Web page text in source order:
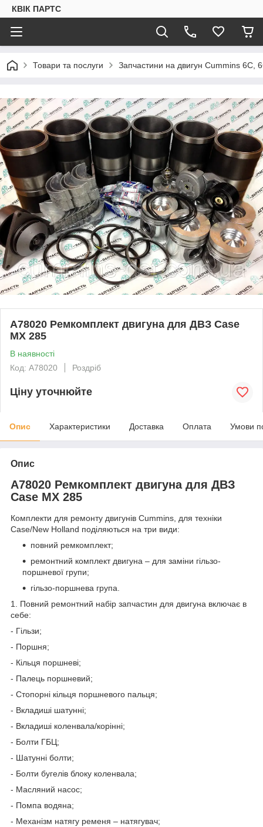
КВІК ПАРТС
Товари та послуги Запчастини на двигун Cummins 6C,
A78020 Ремкомплект двигуна для ДВЗ Case
MX 285
В наявності
Код: A78020
Роздріб
Ціну уточнюйте
Опис Характеристики Доставка Оплата Умови
Опис
A78020 Ремкомплект двигуна для ДВЗ
Case MX 285
Комплекти для ремонту двигунів Cummins, для техніки
Case/New Holland поділяються на три види:
повний ремкомплект;
ремонтний комплект двигуна – для заміни гільзо-
поршневої групи;
гільзо-поршнева група.
1. Повний ремонтний набір запчастин для двигуна включає в
себе:
- Гільзи;
- Поршня;
- Кільця поршневі;
- Палець поршневий;
- Стопорні кільця поршневого пальця;
- Вкладиші шатунні;
- Вкладиші коленвала/корінні;
- Болти ГБЦ;
- Шатунні болти;
- Болти бугелів блоку коленвала;
- Масляний насос;
- Помпа водяна;
- Механізм натягу ременя – натягувач;